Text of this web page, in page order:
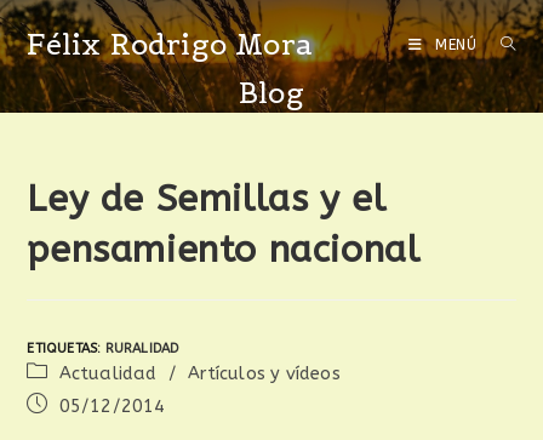
Félix Rodrigo Mora MENÚ
Blog
Ley de Semillas y el
pensamiento nacional
ETIQUETAS: RURALIDAD
Actualidad /
Artículos y vídeos
05/12/2014